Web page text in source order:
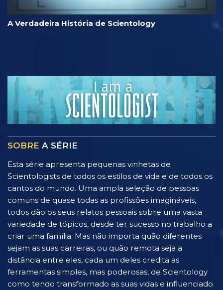
A Verdadeira História de Scientology
SOBRE A SÉRIE
Esta série apresenta pequenas vinhetas de
Scientologists de todos os estilos de vida e de todos os
cantos do mundo. Uma ampla seleção de pessoas
comuns de quase todas as profissões imagináveis,
todos dão os seus relatos pessoais sobre uma vasta
variedade de tópicos, desde ter sucesso no trabalho a
criar uma família. Mas não importa quão diferentes
sejam as suas carreiras, ou quão remota seja a
distância entre eles, cada um deles credita as
ferramentas simples, mas poderosas, de Scientology
como tendo transformado as suas vidas e influenciado